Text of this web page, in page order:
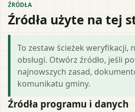
ŹRÓDŁA
Źródła użyte na tej
To zestaw ścieżek weryfikacji,
obsługi. Otwórz źródło, jeśli
najnowszych zasad,
komunikatu gminy.
Źródła programu i danych